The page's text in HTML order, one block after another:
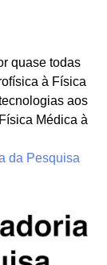
quase todas
à Física
aos
Médica à
da Pesquisa